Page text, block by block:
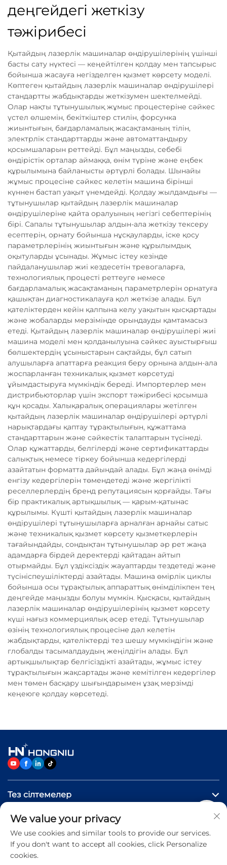
деңгейдегі жеткізу
тәжірибесі
Қытайдың лазерлік машиналар өндірушілерінің үшінші
басты сату нүктесі — кеңейтілген қолдау мен тапсырыс
бойынша жасауға негізделген қызмет көрсету моделі.
Көптеген қытайдың лазерлік машиналар өндірушілері
стандартты жабдықтарды жеткізумен шектелмейді.
Олар нақты тұтынушылық жұмыс процестеріне сәйкес
үстел өлшемін, бекіткіштер стилін, форсунка
жиынтығын, бағдарламалық жасақтаманың тілін,
электрлік стандарттарды және автоматтандыру
қосымшаларын реттейді. Бұл маңызды, себебі
өндірістік орталар аймаққа, өнім түріне және еңбек
құрылымына байланысты әртүрлі болады. Шынайы
жұмыс процесіне сәйкес келетін машина бірінші
күннен бастап уақыт үнемдейді. Қолдау жылдамдығы —
тұтынушылар қытайдың лазерлік машиналар
өндірушілеріне қайта оралуының негізгі себептерінің
бірі. Сапалы тұтынушылар алдын-ала жеткізу тексеру
есептерін, орнату бойынша нұсқауларды, іске қосу
параметрлерінің жиынтығын және құрылымдық
оқытуларды ұсынады. Жұмыс істеу кезінде
пайдаланушылар жиі кездесетін тревогаларға,
технологиялық процесті реттеуге немесе
бағдарламалық жасақтаманың параметрлерін орнатуға
қашықтан диагностикалауға қол жеткізе алады. Бұл
қателіктерден кейін қалпына келу уақытын қысқартады
және жобаларды мерзімінде орындауды қамтамасыз
етеді. Қытайдың лазерлік машиналар өндірушілері жиі
машина моделі мен қолданылуына сәйкес ауыстырғыш
бөлшектердің ұсыныстарын сақтайды, бұл сатып
алушыларға апаттарға реакция беру орнына алдын-ала
жоспарланған техникалық қызмет көрсетуді
ұйымдастыруға мүмкіндік береді. Импортерлер мен
дистрибьюторлар үшін экспорт тәжірибесі қосымша
құн қосады. Халықаралық операциялары жетілген
қытайдың лазерлік машиналар өндірушілері әртүрлі
нарықтардағы қаптау тұрақтылығын, құжаттама
стандарттарын және сәйкестік талаптарын түсінеді.
Олар құжаттарды, белгілерді және сертификаттарды
салықтық немесе тіркеу бойынша кедергілерді
азайтатын форматта дайындай алады. Бұл жаңа өнімді
енгізу кедергілерін төмендетеді және жергілікті
реселлерлердің бренд репутациясын қорғайды. Тағы
бір практикалық артықшылық — қарым-қатынас
құрылымы. Күшті қытайдың лазерлік машиналар
өндірушілері тұтынушыларға арналған арнайы сатыс
және техникалық қызмет көрсету қызметкерлерін
тағайындайды, сондықтан тұтынушылар әр рет жаңа
адамдарға бірдей деректерді қайтадан айтып
отырмайды. Бұл үздіксіздік жауаптарды тездетеді және
түсініспеушіліктерді азайтады. Машина өмірлік циклы
бойынша осы тұрақтылық аппараттық өнімділікпен тең
деңгейде маңызды болуы мүмкін. Қысқасы, қытайдың
лазерлік машиналар өндірушілерінің қызмет көрсету
күші нағыз коммерциялық әсер етеді. Тұтынушылар
өзінің технологиялық процесіне дәл келетін
жабдықтарды, қателіктерді тез шешу мүмкіндігін және
глобалды тасымалдаудың жеңілдігін алады. Бұл
артықшылықтар белгісіздікті азайтады, жұмыс істеу
тұрақтылығын жақсартады және кемітілген кедергілер
мен төмен басқару шығындарымен ұзақ мерзімді
кеңеюге қолдау көрсетеді.
Тез сілтемелер
Өнімдер
Бізге хабарласыңыз
We value your privacy
We use cookies and similar tools to provide our services.
If you don't want to accept all cookies, click Personalize
cookies.